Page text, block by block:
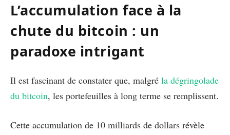
L’accumulation face à la
chute du bitcoin : un
paradoxe intrigant
Il est fascinant de constater que, malgré la dégringolade
du bitcoin, les portefeuilles à long terme se remplissent.
Cette accumulation de 10 milliards de dollars révèle